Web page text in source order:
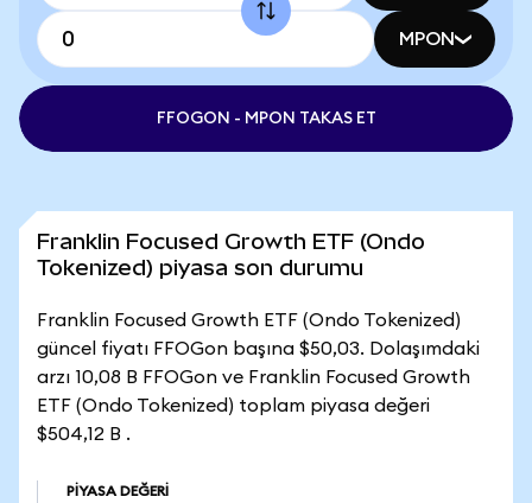
MPON
FFOGON - MPON TAKAS ET
Franklin Focused Growth ETF (Ondo
Tokenized) piyasa son durumu
Franklin Focused Growth ETF (Ondo Tokenized)
güncel fiyatı FFOGon başına $50,03. Dolaşımdaki
arzı 10,08 B FFOGon ve Franklin Focused Growth
ETF (Ondo Tokenized) toplam piyasa değeri
$504,12 B .
PIYASA DEĞERI